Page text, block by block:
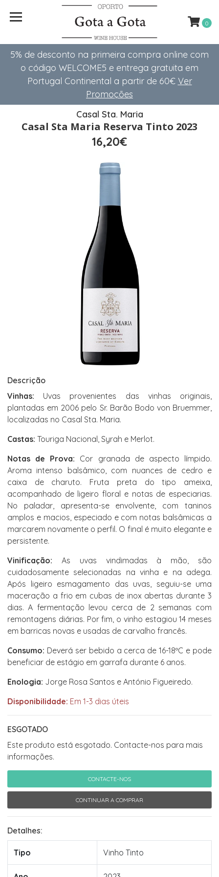
5% de desconto na primeira compra online com
o código WELCOME5 e entrega gratuita em
Portugal Continental a partir de 60€ Ver
Promoções
0
Casal Sta. Maria
Casal Sta Maria Reserva Tinto 2023
16,20€
Descrição
Vinhas: Uvas provenientes das vinhas originais,
plantadas em 2006 pelo Sr. Barão Bodo von Bruemmer,
localizadas no Casal Sta. Maria.
Castas: Touriga Nacional, Syrah e Merlot.
Notas de Prova: Cor granada de aspecto límpido.
Aroma intenso balsâmico, com nuances de cedro e
caixa de charuto. Fruta preta do tipo ameixa,
acompanhado de ligeiro floral e notas de especiarias.
No paladar, apresenta-se envolvente, com taninos
amplos e macios, especiado e com notas balsâmicas a
marcarem novamente o perfil. O final é muito elegante e
persistente.
Vinificação: As uvas vindimadas à mão, são
cuidadosamente selecionadas na vinha e na adega.
Após ligeiro esmagamento das uvas, seguiu-se uma
maceração a frio em cubas de inox abertas durante 3
dias. A fermentação levou cerca de 2 semanas com
remontagens diárias. Por fim, o vinho estagiou 14 meses
em barricas novas e usadas de carvalho francês.
Consumo: Deverá ser bebido a cerca de 16-18ºC e pode
beneficiar de estágio em garrafa durante 6 anos.
Enologia: Jorge Rosa Santos e António Figueiredo.
Disponibilidade: Em 1-3 dias úteis
ESGOTADO
Este produto está esgotado. Contacte-nos para mais
informações.
CONTACTE-NOS
CONTINUAR A COMPRAR
Detalhes:
Tipo Vinho Tinto